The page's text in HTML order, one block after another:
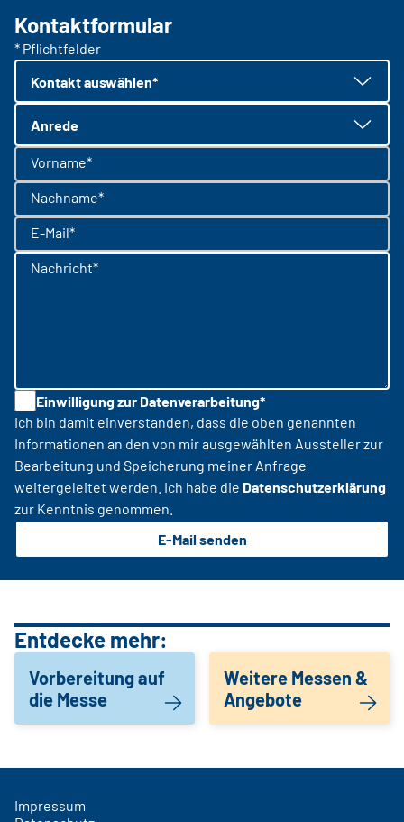
Kontaktformular
* Pflichtfelder
Kontakt auswählen*
Anrede
Vorname*
Nachname*
E-Mail*
Nachricht*
Einwilligung zur Datenverarbeitung*
Ich bin damit einverstanden, dass die oben genannten
Informationen an den von mir ausgewählten Aussteller zur
Bearbeitung und Speicherung meiner Anfrage
weitergeleitet werden. Ich habe die Datenschutzerklärung
zur Kenntnis genommen.
E-Mail senden
Entdecke mehr:
Vorbereitung auf
die Messe
Weitere Messen &
Angebote
Impressum